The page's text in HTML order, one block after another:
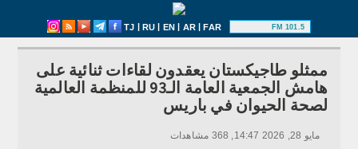
TJ | RU | EN | AR|FAR 101.5 FM
ممثلو طاجيكستان يعقدون لقاءات ثنائية على
هامش الجمعية العامة الـ93 للمنظمة العالمية
لصحة الحيوان في باريس
مايو 28, 2026 14:47, 368 مشاهدات